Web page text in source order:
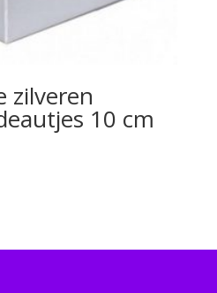
zilveren
10 cm